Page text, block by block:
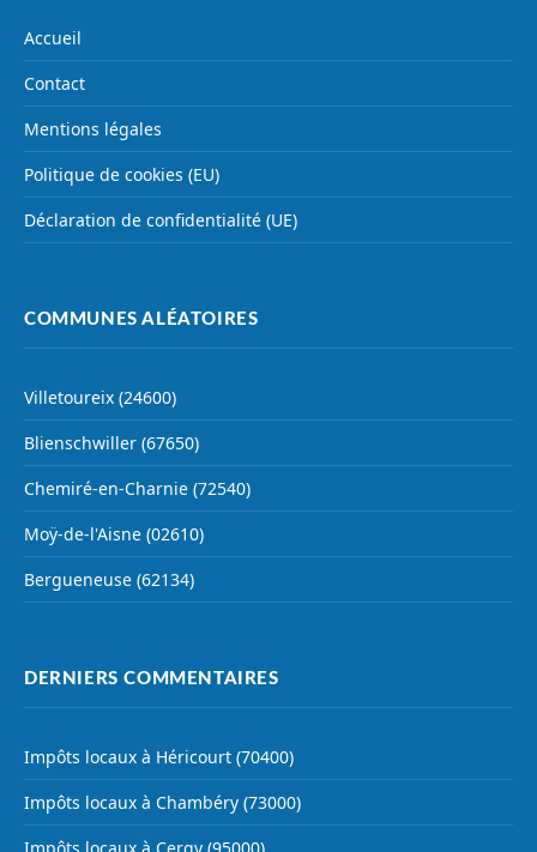
Accueil
Contact
Mentions légales
Politique de cookies (EU)
Déclaration de confidentialité (UE)
COMMUNES ALÉATOIRES
Villetoureix (24600)
Blienschwiller (67650)
Chemiré-en-Charnie (72540)
Moÿ-de-l'Aisne (02610)
Bergueneuse (62134)
DERNIERS COMMENTAIRES
Impôts locaux à Héricourt (70400)
Impôts locaux à Chambéry (73000)